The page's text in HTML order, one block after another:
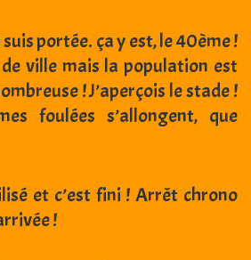
portée. ça y est, le 40ème !
ville mais la population est
! J’aperçois le stade !
foulées s’allongent, que
et c’est fini ! Arrêt chrono
!